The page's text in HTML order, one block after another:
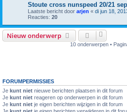
Stoute cross nunspeed 20/21
Laatste bericht door arjen « di jun 18,
Reacties: 20
Nieuw onderwerp
10 onderwerpen •
FORUMPERMISSIES
Je kunt niet nieuwe berichten plaatsen in dit forum
Je kunt niet reageren op onderwerpen in dit forum
Je kunt niet je eigen berichten wijzigen in dit forum